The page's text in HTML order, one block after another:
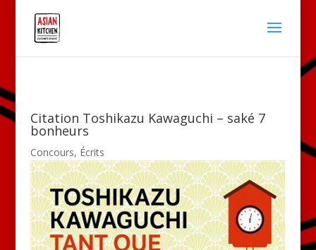
Citation Toshikazu Kawaguchi – saké 7
bonheurs
Concours, Écrits